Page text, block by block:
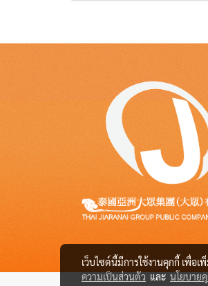
เว็บไซต์นี้มีการใช้งานคุกกี้ เพื่อ
ความเป็นส่วนตัวและนโยบาย